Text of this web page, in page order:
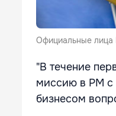
Официальные
"В течение
миссию в РМ с
бизнесом